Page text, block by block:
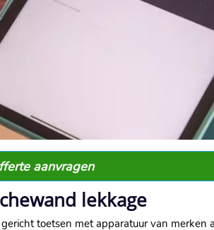
aanvragen
lekkage
toetsen met apparatuur van merken